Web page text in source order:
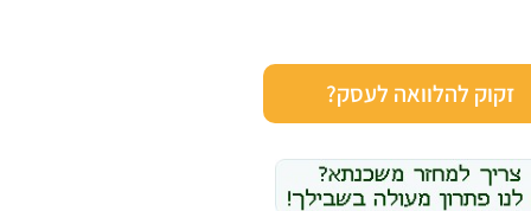
זקוק להלוואה לעסק?